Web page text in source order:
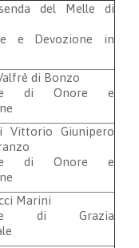
del Melle di
e Devozione in
di Bonzo
di Onore e
Vittorio Giunipero
di Onore e
Marini
di Grazia